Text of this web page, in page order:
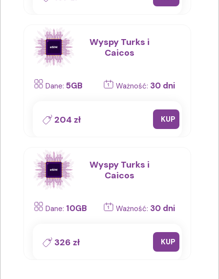
Wyspy Turks i
Caicos
Dane: 5GB Ważność: 30 dni
204 zł KUP
Wyspy Turks i
Caicos
Dane: 10GB Ważność: 30 dni
326 zł KUP